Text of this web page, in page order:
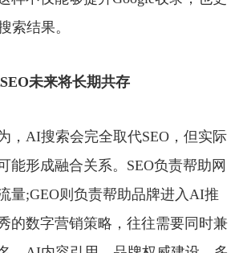
索结果。
未来将长期共存
AI搜索会完全取代SEO，但实际
能形成融合关系。SEO负责帮助网
量;GEO则负责帮助品牌进入AI推
的数字营销策略，往往需要同时兼